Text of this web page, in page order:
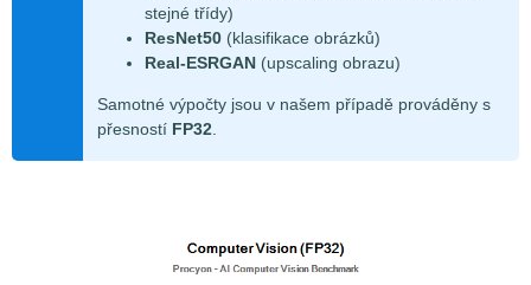
stejné třídy)
ResNet50 (klasifikace obrázků)
Real-ESRGAN (upscaling obrazu)
Samotné výpočty jsou v našem případě prováděny s
přesností FP32.